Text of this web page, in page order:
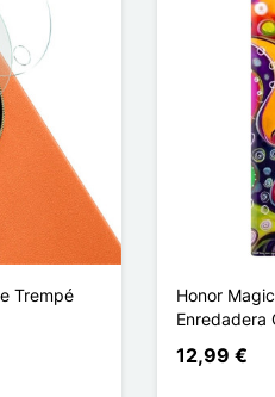
Trempé
Honor
Enredadera
12,99 €